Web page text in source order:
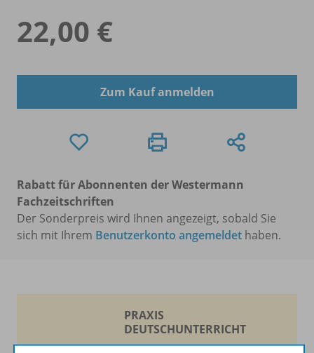
22,00 €
Zum Kauf anmelden
Rabatt für Abonnenten der Westermann
Fachzeitschriften
Der Sonderpreis wird Ihnen angezeigt, sobald Sie
sich mit Ihrem Benutzerkonto angemeldet haben.
PRAXIS
DEUTSCHUNTERRICHT